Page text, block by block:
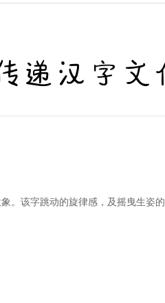
递汉字文
。该字跳动的旋律感，及摇曳生姿